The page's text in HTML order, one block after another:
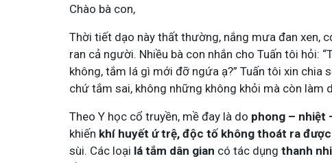
Chào bà con,
Thời tiết dạo này thất thường, nắng mưa đan xen,
ran cả người. Nhiều bà con nhắn cho Tuấn tôi hỏi:
không, tắm lá gì mới đỡ ngứa ạ?” Tuấn tôi xin chia
chứ tắm sai, không những không khỏi mà còn làm
Theo Y học cổ truyền, mề đay là do phong – nhiệt
khiến khí huyết ứ trệ, độc tố không thoát ra được
sùi. Các loại lá tắm dân gian có tác dụng thanh